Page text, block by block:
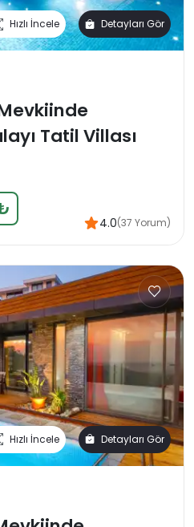
Hızlı İncele Detayları Gör
Tatil Villası
4.0(37 Yorum)
Hızlı İncele Detayları Gör